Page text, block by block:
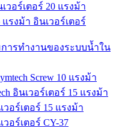
อร์เตอร์ 20 แรงม้า
รงม้า อินเวอร์เตอร์
ารทำงานของระบบน้ำใน
Screw 10 แรงม้า
อินเวอร์เตอร์ 15 แรงม้า
อร์เตอร์ 15 แรงม้า
อร์เตอร์ CY-37